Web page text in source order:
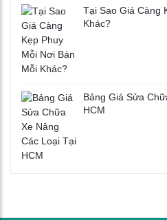
Tại Sao Giá Càng
Khác?
Bảng Giá Sửa
HCM